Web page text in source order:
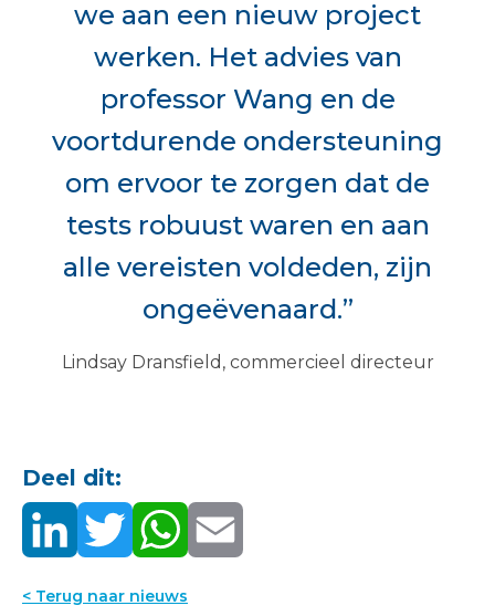
we aan een nieuw project
werken. Het advies van
professor Wang en de
voortdurende ondersteuning
om ervoor te zorgen dat de
tests robuust waren en aan
alle vereisten voldeden, zijn
ongeëvenaard.”
Lindsay Dransfield, commercieel directeur
Deel dit:
< Terug naar nieuws